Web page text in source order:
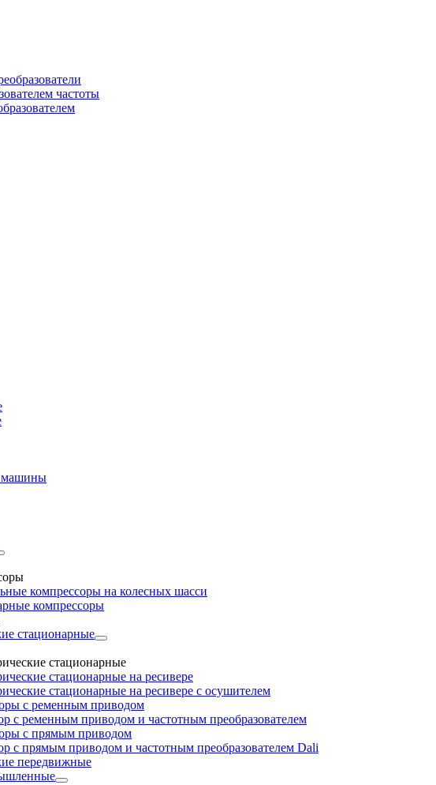
частоты
машины
компрессоры на колесных шасси
компрессоры
стационарные
стационарные
стационарные на ресивере
стационарные на ресивере с осушителем
с ременным приводом
с ременным приводом и частотным преобразователем
с прямым приводом
с прямым приводом и частотным преобразователем Dali
передвижные